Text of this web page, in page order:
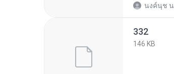
นงค์นุช น.
332
146 KB